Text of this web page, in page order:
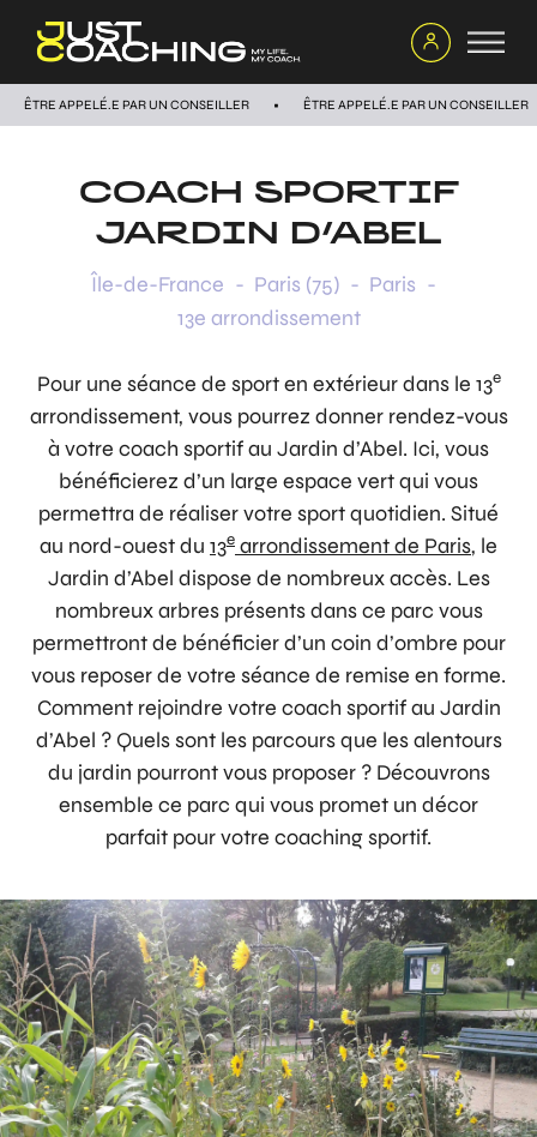
ÊTRE APPELÉ.E PAR UN CONSEILLER ÊTRE APPELÉ.E PAR UN CONSEILLER
COACH SPORTIF
JARDIN D’ABEL
Île-de-France - Paris (75) - Paris -
13e arrondissement
Pour une séance de sport en extérieur dans le 13e
arrondissement, vous pourrez donner rendez-vous
à votre coach sportif au Jardin d’Abel. Ici, vous
bénéficierez d’un large espace vert qui vous
permettra de réaliser votre sport quotidien. Situé
au nord-ouest du 13e arrondissement de Paris, le
Jardin d’Abel dispose de nombreux accès. Les
nombreux arbres présents dans ce parc vous
permettront de bénéficier d’un coin d’ombre pour
vous reposer de votre séance de remise en forme.
Comment rejoindre votre coach sportif au Jardin
d’Abel ? Quels sont les parcours que les alentours
du jardin pourront vous proposer ? Découvrons
ensemble ce parc qui vous promet un décor
parfait pour votre coaching sportif.